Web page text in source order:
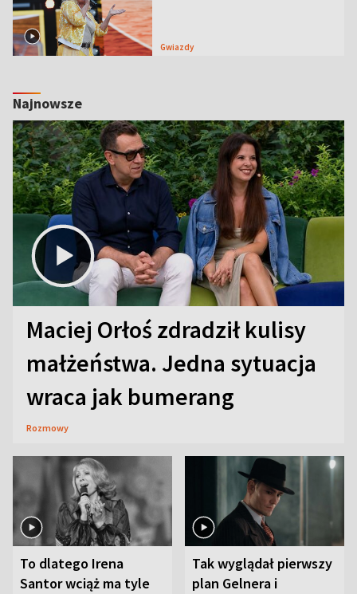
Gwiazdy
Najnowsze
Maciej Orłoś zdradził kulisy
małżeństwa. Jedna sytuacja
wraca jak bumerang
Rozmowy
To dlatego Irena
Santor wciąż ma tyle
Tak wyglądał pierwszy
plan Gelnera i